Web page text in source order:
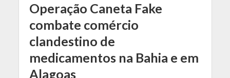
Operação Caneta Fake
combate comércio
clandestino de
medicamentos na Bahia e em
Alagoas